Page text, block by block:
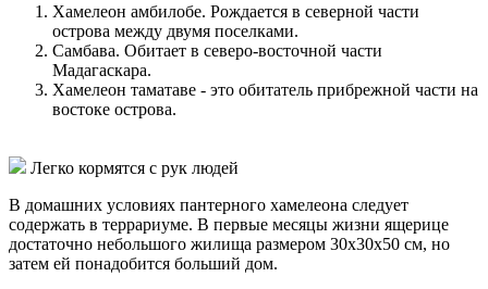
Хамелеон амбилобе. Рождается в северной части
острова между двумя поселками.
Самбава. Обитает в северо-восточной части
Мадагаскара.
Хамелеон таматаве - это обитатель прибрежной части на
востоке острова.
Легко кормятся с рук людей
В домашних условиях пантерного хамелеона следует
содержать в террариуме. В первые месяцы жизни ящерице
достаточно небольшого жилища размером 30х30х50 см, но
затем ей понадобится больший дом.